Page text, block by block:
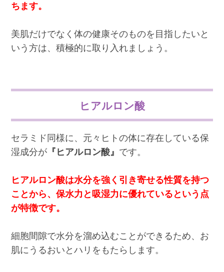
ちます。
美肌だけでなく体の健康そのものを目指したいと
いう方は、積極的に取り入れましょう。
ヒアルロン酸
セラミド同様に、元々ヒトの体に存在している保
湿成分が『ヒアルロン酸』 です。
ヒアルロン酸は水分を強く引き寄せる性質を持つ
ことから、保水力と吸湿力に優れているという点
が特徴です。
細胞間隙で水分を溜め込むことができるため、お
肌にうるおいとハリをもたらします。